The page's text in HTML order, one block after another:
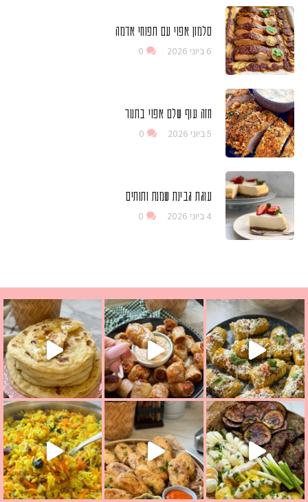
סלמון אפוי עם תפוחי אדמה
6 ביוני 2026 0
חזה עוף שלם אפוי בתנור
5 ביוני 2026 0
עוגת גבינת שמנת ותותים
4 ביוני 2026 0
שמכינים בכמה דקות עב
מחבת שהוא שילוב של מופלטה וספינז׳, רעיון מעול
מה לחדש לכם ונראה
אורז יצירתי לתשעת הימים ולכבוד שבת קודשלמתכון